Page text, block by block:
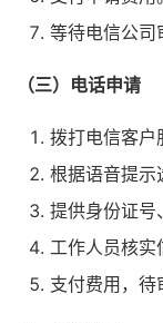
等待电信公司
（三）电话申请
拨打电信客户
根据语音提示
提供身份证号
工作人员核实
支付费用，待